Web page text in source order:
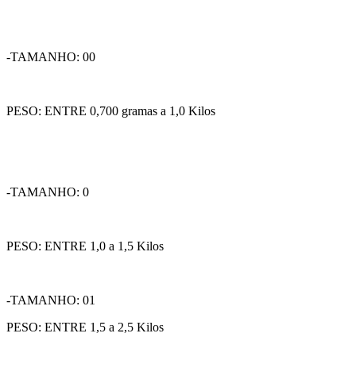
-TAMANHO: 00
PESO: ENTRE 0,700 gramas a 1,0 Kilos
-TAMANHO: 0
PESO: ENTRE 1,0 a 1,5 Kilos
-TAMANHO: 01
PESO: ENTRE 1,5 a 2,5 Kilos